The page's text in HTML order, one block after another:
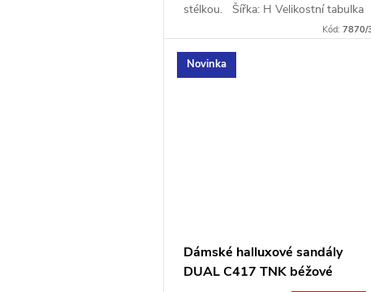
stélkou. Šířka: H Velikostní tabulka
Kód:7870/
Novinka
Dámské halluxové sandály
DUAL C417 TNK béžové